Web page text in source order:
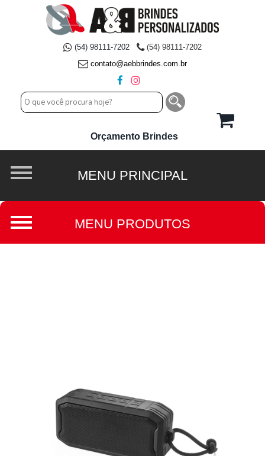
(54) 98111-7202
(54) 98111-7202
contato@aebbrindes.com.br
Orçamento Brindes